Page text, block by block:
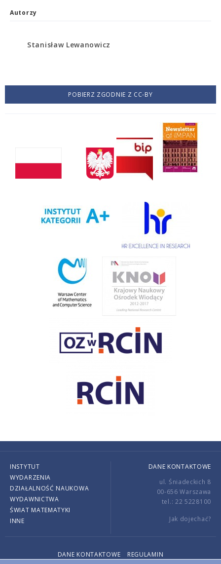
Autorzy
Stanisław Lewanowicz
POBIERZ ZGODNIE Z CC-BY
INSTYTUT
WYDARZENIA
DZIAŁALNOŚĆ NAUKOWA
WYDAWNICTWA
ŚWIAT MATEMATYKI
INNE
DANE KONTAKTOWE
ul. Śniadeckich 8
00-656 Warszawa
tel.: 22 5228100
Jak dojechać?
DANE KONTAKTOWE
REGULAMIN